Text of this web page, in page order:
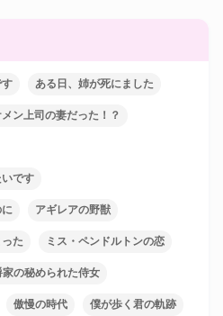
ある日、姉が死にました
ン上司の妻だった！？
です
アギレアの野獣
た ミス・ペンドルトンの恋
家の秘められた侍女
傲慢の時代 僕が歩く君の軌跡